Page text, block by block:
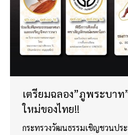
เตรียมฉลอง”ภูพระบาท
ใหม่ของไทย!!
กระทรวงวัฒนธรรมเชิญชวนปร